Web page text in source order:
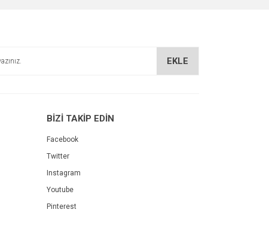
Alla Dual 0-100 Alkolmetre
EKLE
BİZİ TAKİP EDİN
Facebook
Twitter
Instagram
Youtube
Pinterest